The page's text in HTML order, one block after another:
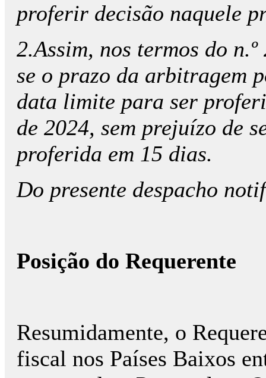
proferir decisão naquele
2.Assim, nos termos do
se o prazo da arbitragem
data limite para ser
de 2024, sem prejuízo de
proferida em 15 dias.
Do presente despacho
Posição do Requerente
Resumidamente, o
fiscal nos Países Baixos